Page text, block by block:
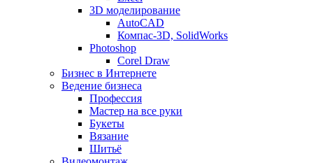
3D моделирование
AutoCAD
Компас-3D, SolidWorks
Photoshop
Corel Draw
Бизнес в Интернете
Ведение бизнеса
Профессия
Мастер на все руки
Букеты
Вязание
Шитьё